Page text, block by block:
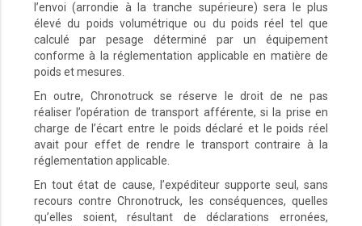
l’envoi (arrondie à la tranche supérieure) sera le plus
élevé du poids volumétrique ou du poids réel tel que
calculé par pesage déterminé par un équipement
conforme à la réglementation applicable en matière de
poids et mesures.
En outre, Chronotruck se réserve le droit de ne pas
réaliser l’opération de transport afférente, si la prise en
charge de l’écart entre le poids déclaré et le poids réel
avait pour effet de rendre le transport contraire à la
réglementation applicable.
En tout état de cause, l’expéditeur supporte seul, sans
recours contre Chronotruck, les conséquences, quelles
qu’elles soient, résultant de déclarations erronées,